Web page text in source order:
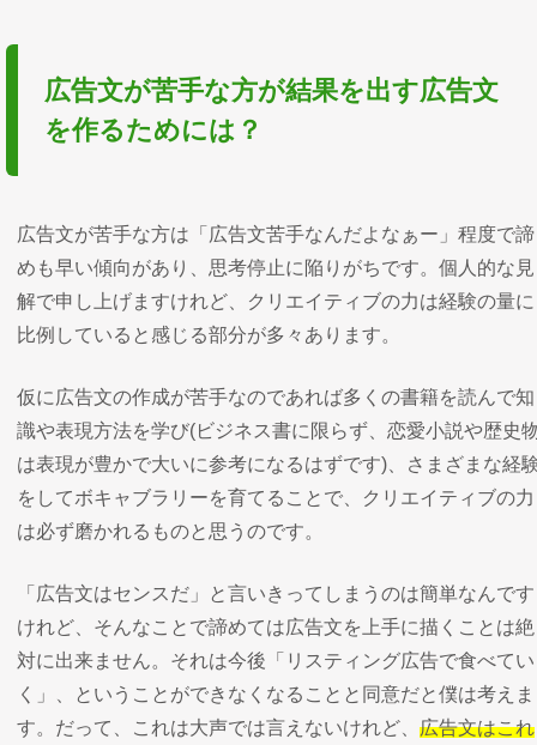
広告文が苦手な方が結果を出す広告文
を作るためには？
広告文が苦手な方は「広告文苦手なんだよなぁー」程度で諦
めも早い傾向があり、思考停止に陥りがちです。個人的な見
解で申し上げますけれど、クリエイティブの力は経験の量に
比例していると感じる部分が多々あります。
仮に広告文の作成が苦手なのであれば多くの書籍を読んで知
識や表現方法を学び(ビジネス書に限らず、恋愛小説や歴史
は表現が豊かで大いに参考になるはずです)、さまざまな経
をしてボキャブラリーを育てることで、クリエイティブの力
は必ず磨かれるものと思うのです。
「広告文はセンスだ」と言いきってしまうのは簡単なんです
けれど、そんなことで諦めては広告文を上手に描くことは絶
対に出来ません。それは今後「リスティング広告で食べてい
く」、ということができなくなることと同意だと僕は考えま
す。だって、これは大声では言えないけれど、 広告文はこれ